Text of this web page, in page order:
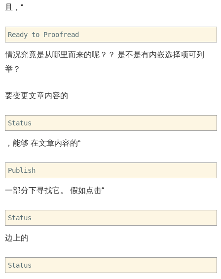
且，“
Ready to Proofread
情况究竟是从哪里而来的呢？？ 是不是有内嵌选择项可列
举？
要变更文章内容的
Status
，能够 在文章内容的“
Publish
一部分下寻找它。 假如点击“
Status
边上的
Status